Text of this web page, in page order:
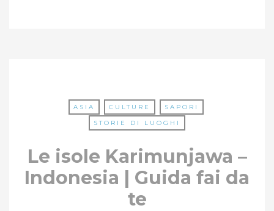
ASIA CULTURE
SAPORI
STORIE DI LUOGHI
Le isole Karimunjawa –
Indonesia | Guida fai da
te